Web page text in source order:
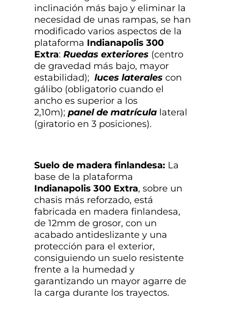
inclinación más bajo y eliminar la
necesidad de unas rampas, se han
modificado varios aspectos de la
plataforma Indianapolis 300
Extra: Ruedas exteriores (centro
de gravedad más bajo, mayor
estabilidad); luces laterales con
gálibo (obligatorio cuando el
ancho es superior a los
2,10m); panel de matrícula lateral
(giratorio en 3 posiciones).
Suelo de madera finlandesa: La
base de la plataforma
Indianapolis 300 Extra, sobre un
chasis más reforzado, está
fabricada en madera finlandesa,
de 12mm de grosor, con un
acabado antideslizante y una
protección para el exterior,
consiguiendo un suelo resistente
frente a la humedad y
garantizando un mayor agarre de
la carga durante los trayectos.